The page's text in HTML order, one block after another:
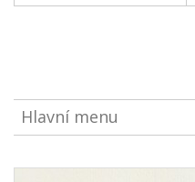
Hlavní menu